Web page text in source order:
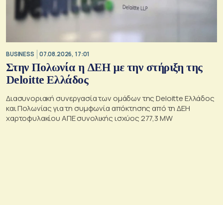
BUSINESS 07.08.2026, 17:01
Στην Πολωνία η ΔΕΗ με την στήριξη της
Deloitte Ελλάδος
Διασυνοριακή συνεργασία των ομάδων της Deloitte Ελλάδος
και Πολωνίας για τη συμφωνία απόκτησης από τη ΔΕΗ
χαρτοφυλακίου ΑΠΕ συνολικής ισχύος 277,3 MW